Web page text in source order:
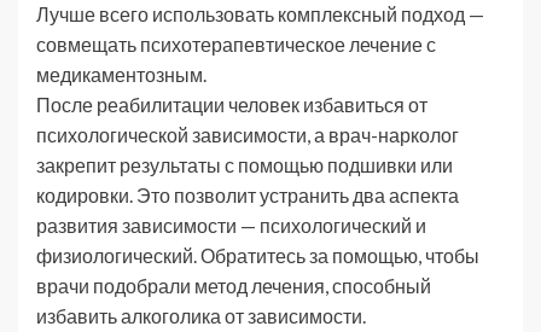
Лучше всего использовать комплексный подход —
совмещать психотерапевтическое лечение с
медикаментозным.
После реабилитации человек избавиться от
психологической зависимости, а врач-нарколог
закрепит результаты с помощью подшивки или
кодировки. Это позволит устранить два аспекта
развития зависимости — психологический и
физиологический. Обратитесь за помощью, чтобы
врачи подобрали метод лечения, способный
избавить алкоголика от зависимости.